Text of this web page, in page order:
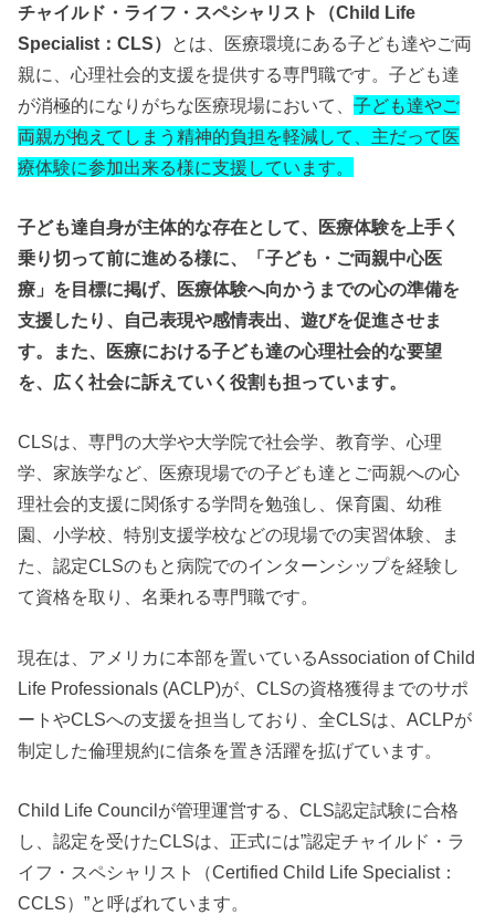
チャイルド・ライフ・スペシャリスト（Child Life
Specialist：CLS） とは、医療環境にある子ども達やご両
親に、心理社会的支援を提供する専門職です。子ども達
が消極的になりがちな医療現場において、子ども達やご
両親が抱えてしまう精神的負担を軽減して、主だって医
療体験に参加出来る様に支援しています。
子ども達自身が主体的な存在として、医療体験を上手く
乗り切って前に進める様に、「子ども・ご両親中心医
療」を目標に掲げ、医療体験へ向かうまでの心の準備を
支援したり、自己表現や感情表出、遊びを促進させま
す。また、医療における子ども達の心理社会的な要望
を、広く社会に訴えていく役割も担っています。
CLSは、専門の大学や大学院で社会学、教育学、心理
学、家族学など、医療現場での子ども達とご両親への心
理社会的支援に関係する学問を勉強し、保育園、幼稚
園、小学校、特別支援学校などの現場での実習体験、ま
た、認定CLSのもと病院でのインターンシップを経験し
て資格を取り、名乗れる専門職です。
現在は、アメリカに本部を置いているAssociation of Child
Life Professionals (ACLP)が、CLSの資格獲得までのサポ
ートやCLSへの支援を担当しており、全CLSは、ACLPが
制定した倫理規約に信条を置き活躍を拡げています。
Child Life Councilが管理運営する、CLS認定試験に合格
し、認定を受けたCLSは、正式には”認定チャイルド・ラ
イフ・スペシャリスト（Certified Child Life Specialist：
CCLS）”と呼ばれています。